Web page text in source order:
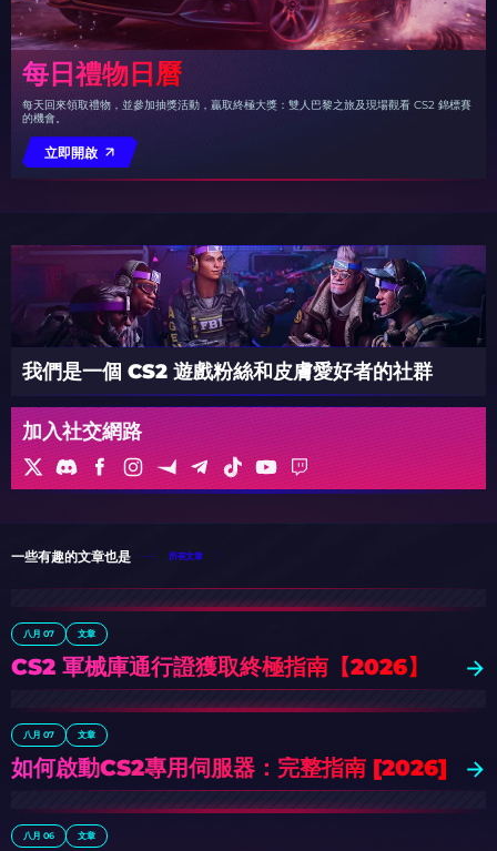
每日禮物日曆
每天回來領取禮物，並參加抽獎活動，贏取終極大獎：雙人巴黎之旅及現場觀看 CS2 錦標賽
的機會。
立即開啟
我們是一個 CS2 遊戲粉絲和皮膚愛好者的社群
加入社交網路
一些有趣的文章也是 所有文章
八月 07 文章
CS2 軍械庫通行證獲取終極指南【2026】
八月 07 文章
如何啟動CS2專用伺服器：完整指南 [2026]
八月 06 文章